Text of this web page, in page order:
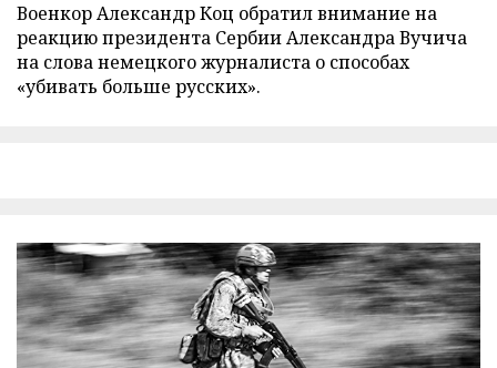
Военкор Александр Коц обратил внимание на
реакцию президента Сербии Александра Вучича
на слова немецкого журналиста о способах
«убивать больше русских».